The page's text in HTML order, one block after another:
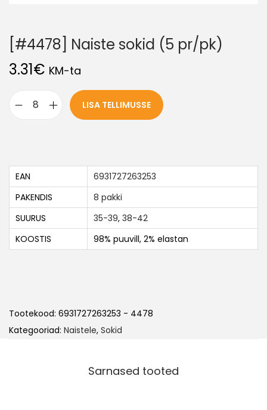
[#4478] Naiste sokid (5 pr/pk)
3.31€ KM-ta
LISA TELLIMUSSE
EAN
6931727263253
PAKENDIS
8 pakki
SUURUS
35-39, 38-42
KOOSTIS
98% puuvill, 2% elastan
Tootekood: 6931727263253 - 4478
Kategooriad: Naistele, Sokid
Sarnased tooted